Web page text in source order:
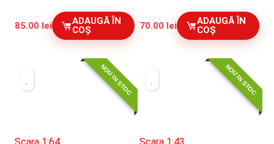
85.00 lei
ADAUGĂ ÎN
COȘ
70.00 lei
ADAUGĂ ÎN
COȘ
NOU IN STOC NOU IN STOC